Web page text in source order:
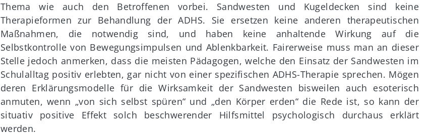
Thema wie auch den Betroffenen vorbei. Sandwesten und Kugeldecken sind keine
Therapieformen zur Behandlung der ADHS. Sie ersetzen keine anderen therapeutischen
Maßnahmen, die notwendig sind, und haben keine anhaltende Wirkung auf die
Selbstkontrolle von Bewegungsimpulsen und Ablenkbarkeit. Fairerweise muss man an dieser
Stelle jedoch anmerken, dass die meisten Pädagogen, welche den Einsatz der Sandwesten im
Schulalltag positiv erlebten, gar nicht von einer spezifischen ADHS-Therapie sprechen. Mögen
deren Erklärungsmodelle für die Wirksamkeit der Sandwesten bisweilen auch esoterisch
anmuten, wenn „von sich selbst spüren“ und „den Körper erden“ die Rede ist, so kann der
situativ positive Effekt solch beschwerender Hilfsmittel psychologisch durchaus erklärt
werden.